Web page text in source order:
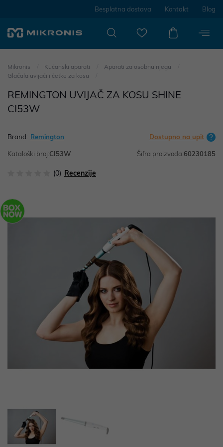
Besplatna dostava Kontakt Blog
Mikronis Kućanski aparati
Aparati za osobnu njegu
Glačala uvijači i četke za kosu
REMINGTON UVIJAČ ZA KOSU SHINE
CI53W
Brand: Remington Dostupno na upit
Kataloški broj:CI53W Šifra proizvoda:60230185
(0) Recenzije